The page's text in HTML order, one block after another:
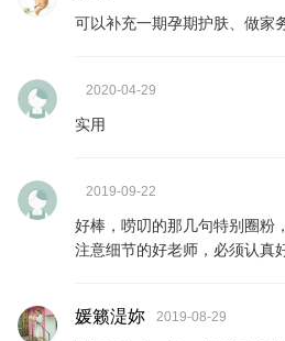
可以补充一期孕期护肤、做家
2020-04-29
实用
2019-09-22
好棒，唠叨的那几句特别圈粉
注意细节的好老师，必须认真
媛籁湜妳 2019-08-29